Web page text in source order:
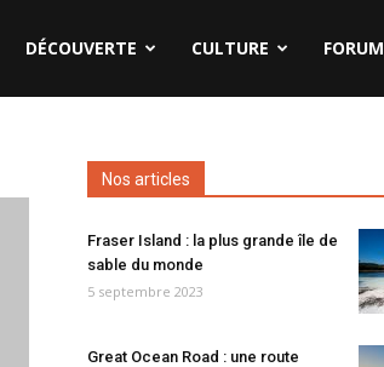
DÉCOUVERTE CULTURE FORUM
Nos articles
Fraser Island : la plus grande île de
sable du monde
5 septembre 2023
Great Ocean Road : une route